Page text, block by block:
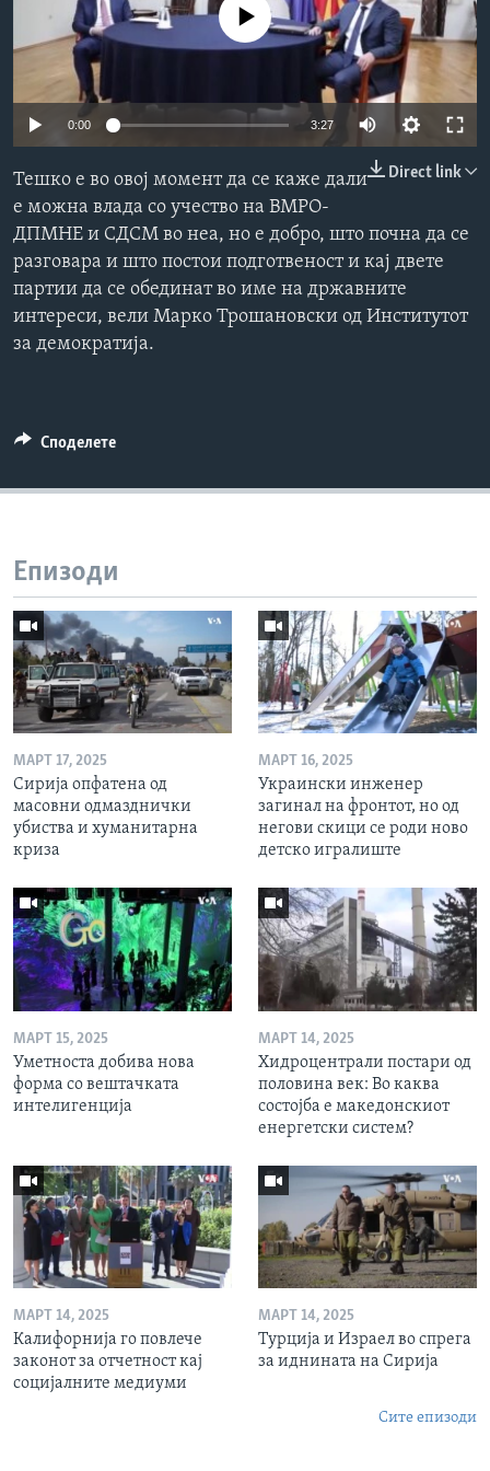
ИНТЕРВЈУА
Јазици
No media source currently available
0:00 3:27
Direct link
Тешко е во овој момент да се каже дали
е можна влада со учество на ВМРО-
ДПМНЕ и СДСМ во неа, но е добро, што почна да се
разговара и што постои подготвеност и кај двете
партии да се обединат во име на државните
интереси, вели Марко Трошановски од Институтот
за демократија.
Споделете
Епизоди
МАРТ 17, 2025
Сирија опфатена од
масовни одмазднички
убиства и хуманитарна
криза
МАРТ 16, 2025
Украински инженер
загинал на фронтот, но од
негови скици се роди ново
детско игралиште
МАРТ 15, 2025
Уметноста добива нова
форма со вештачката
интелигенција
МАРТ 14, 2025
Хидроцентрали постари од
половина век: Во каква
состојба е македонскиот
енергетски систем?
МАРТ 14, 2025
Калифорнија го повлече
законот за отчетност кај
социјалните медиуми
МАРТ 14, 2025
Турција и Израел во спрега
за иднината на Сирија
Сите епизоди